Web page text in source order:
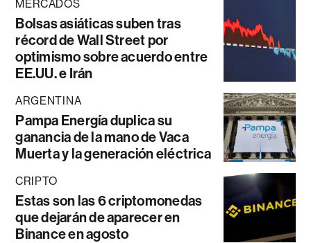
MERCADOS
Bolsas asiáticas suben tras
récord de Wall Street por
optimismo sobre acuerdo entre
EE.UU. e Irán
ARGENTINA
Pampa Energía duplica su
ganancia de la mano de Vaca
Muerta y la generación eléctrica
CRIPTO
Estas son las 6 criptomonedas
que dejarán de aparecer en
Binance en agosto